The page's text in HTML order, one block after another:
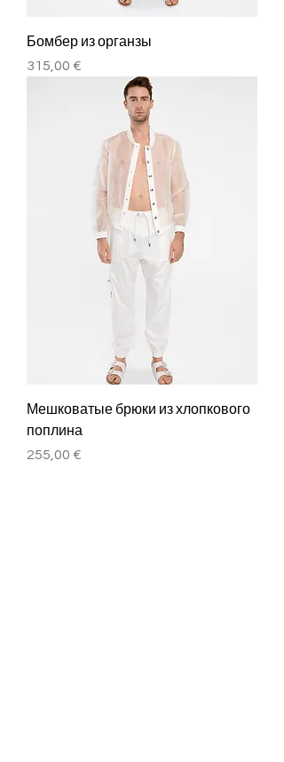
Бомбер из органзы
Цена
315,00 €
Мешковатые брюки из хлопкового
поплина
Цена
255,00 €